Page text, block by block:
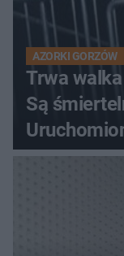
AZORKI GORZÓW
Trwa
Są